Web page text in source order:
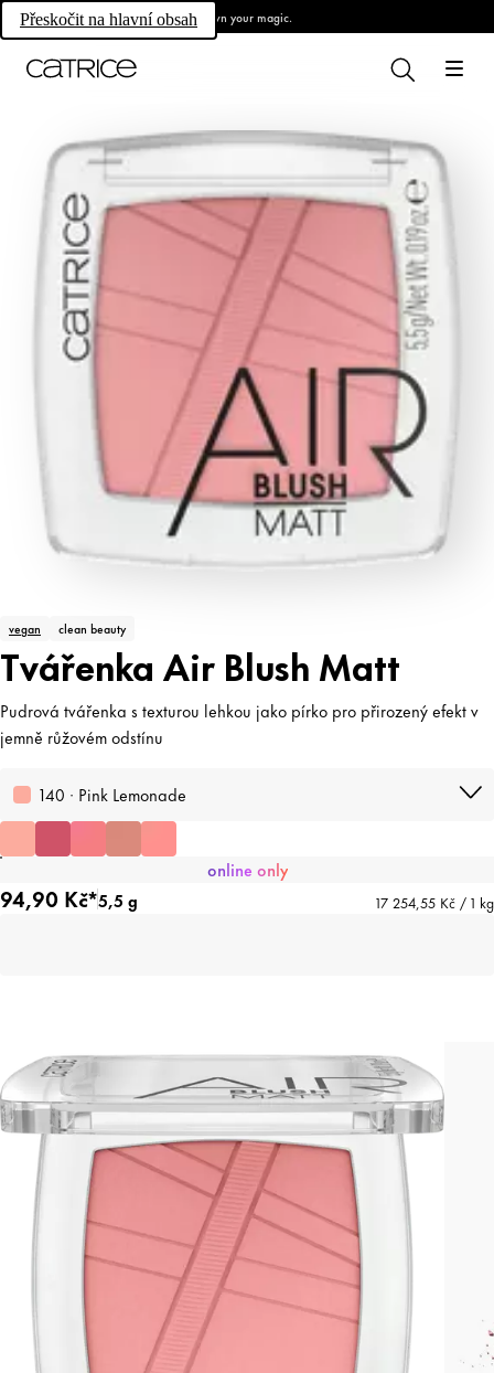
Přeskočit na hlavní obsah Own your magic.
vegan clean beauty
Tvářenka Air Blush Matt
Pudrová tvářenka s texturou lehkou jako pírko pro přirozený efekt v
jemně růžovém odstínu
140 · Pink Lemonade
online only
94,90 Kč*5,5 g 17 254,55 Kč / 1 kg